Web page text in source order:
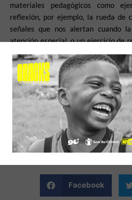
materiales pedagógicos como
reflexión, por ejemplo, la rueda de
señales que nos alertan cuando
atención especial, o un ejercicio de
estrategias”, entre otros.
“Creamos esta cartilla para que
reflexionen cada día más sobre su
cuidar de ella”, Diana Pulido, Experta
Children Colombia.
Descarga la cartilla llenando este
Facebook